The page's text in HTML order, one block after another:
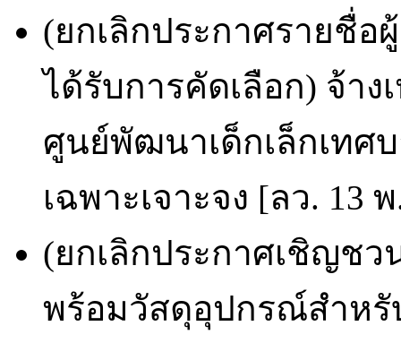
(ยกเลิกประกาศรายชื่อ
ได้รับการคัดเลือก) จ้าง
ศูนย์พัฒนาเด็กเล็กเทศ
เฉพาะเจาะจง [ลว. 13
(ยกเลิกประกาศเชิญชว
พร้อมวัสดุอุปกรณ์สำหรั